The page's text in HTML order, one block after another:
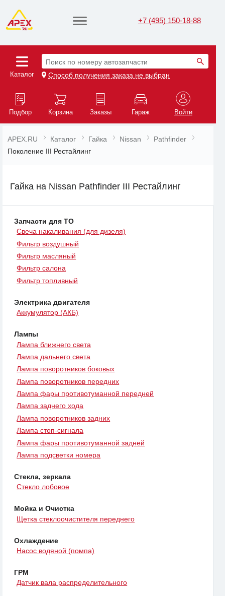
+7 (495) 150-18-88
Каталог
Поиск по номеру автозапчасти
Способ получения заказа не выбран
Подбор Корзина Заказы Гараж Войти
APEX.RU Каталог Гайка Nissan
Pathfinder
Поколение III Рестайлинг
Гайка на Nissan Pathfinder III Рестайлинг
Запчасти для ТО
Свеча накаливания (для дизеля)
Фильтр воздушный
Фильтр масляный
Фильтр салона
Фильтр топливный
Электрика двигателя
Аккумулятор (АКБ)
Лампы
Лампа ближнего света
Лампа дальнего света
Лампа поворотников боковых
Лампа поворотников передних
Лампа фары противотуманной передней
Лампа заднего хода
Лампа поворотников задних
Лампа стоп-сигнала
Лампа фары противотуманной задней
Лампа подсветки номера
Стекла, зеркала
Стекло лобовое
Мойка и Очистка
Щетка стеклоочистителя переднего
Охлаждение
Насос водяной (помпа)
ГРМ
Датчик вала распределительного